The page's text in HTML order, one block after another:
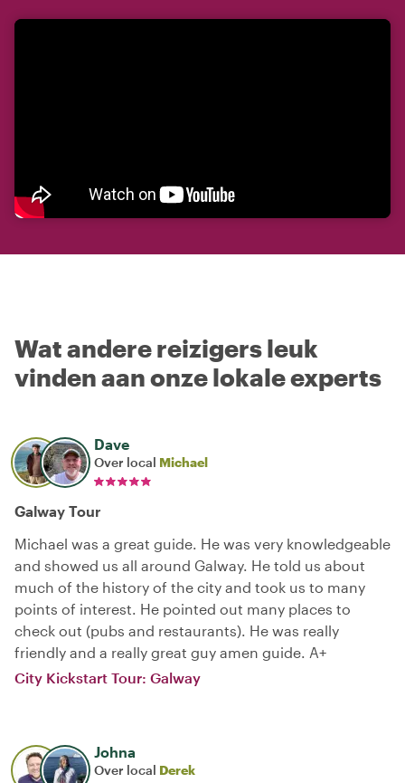
Wat andere reizigers leuk
vinden aan onze lokale experts
Dave
Over local Michael
Galway Tour
Michael was a great guide. He was very knowledgeable
and showed us all around Galway. He told us about
much of the history of the city and took us to many
points of interest. He pointed out many places to
check out (pubs and restaurants). He was really
friendly and a really great guy amen guide. A+
City Kickstart Tour: Galway
Johna
Over local Derek